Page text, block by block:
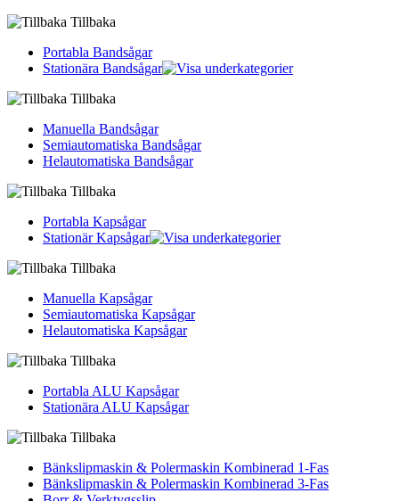
Tillbaka
Portabla Bandsågar
Stationära Bandsågar
Tillbaka
Manuella Bandsågar
Semiautomatiska Bandsågar
Helautomatiska Bandsågar
Tillbaka
Portabla Kapsågar
Stationär Kapsågar
Tillbaka
Manuella Kapsågar
Semiautomatiska Kapsågar
Helautomatiska Kapsågar
Tillbaka
Portabla ALU Kapsågar
Stationära ALU Kapsågar
Tillbaka
Bänkslipmaskin & Polermaskin Kombinerad 1-Fas
Bänkslipmaskin & Polermaskin Kombinerad 3-Fas